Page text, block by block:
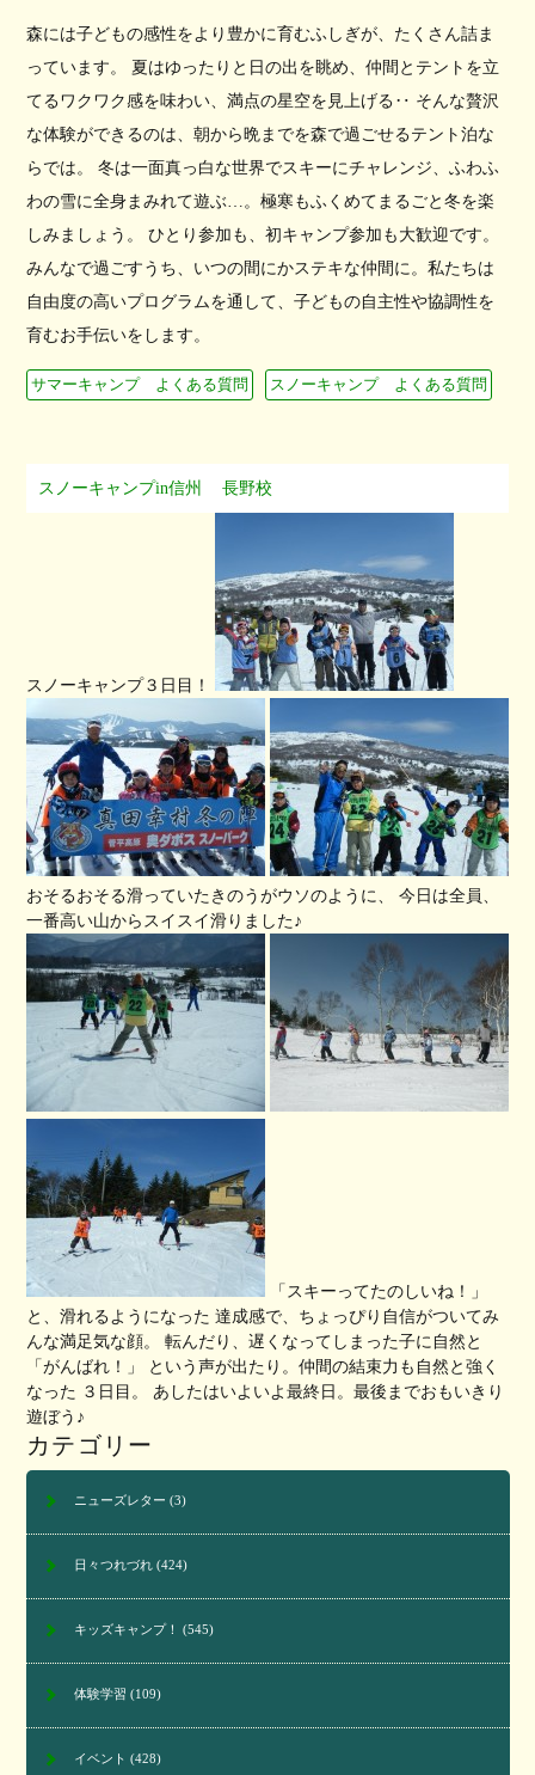
森には子どもの感性をより豊かに育むふしぎが、たくさん詰ま
っています。 夏はゆったりと日の出を眺め、仲間とテントを立
てるワクワク感を味わい、満点の星空を見上げる‥ そんな贅沢
な体験ができるのは、朝から晩までを森で過ごせるテント泊な
らでは。 冬は一面真っ白な世界でスキーにチャレンジ、ふわふ
わの雪に全身まみれて遊ぶ…。極寒もふくめてまるごと冬を楽
しみましょう。 ひとり参加も、初キャンプ参加も大歓迎です。
みんなで過ごすうち、いつの間にかステキな仲間に。私たちは
自由度の高いプログラムを通して、子どもの自主性や協調性を
育むお手伝いをします。
サマーキャンプ よくある質問 スノーキャンプ よくある質問
スノーキャンプin信州 長野校
スノーキャンプ３日目！
おそるおそる滑っていたきのうがウソのように、 今日は全員、
一番高い山からスイスイ滑りました♪
「スキーってたのしいね！」
と、滑れるようになった 達成感で、ちょっぴり自信がついてみ
んな満足気な顔。 転んだり、遅くなってしまった子に自然と
「がんばれ！」 という声が出たり。仲間の結束力も自然と強く
なった ３日目。 あしたはいよいよ最終日。最後までおもいきり
遊ぼう♪
カテゴリー
ニューズレター (3)
日々つれづれ(424)
キッズキャンプ！ (545)
体験学習 (109)
イベント (428)